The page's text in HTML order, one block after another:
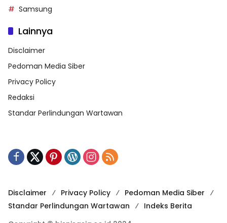
Samsung
Lainnya
Disclaimer
Pedoman Media Siber
Privacy Policy
Redaksi
Standar Perlindungan Wartawan
Disclaimer Privacy Policy
Pedoman Media Siber
Standar Perlindungan Wartawan
Indeks Berita